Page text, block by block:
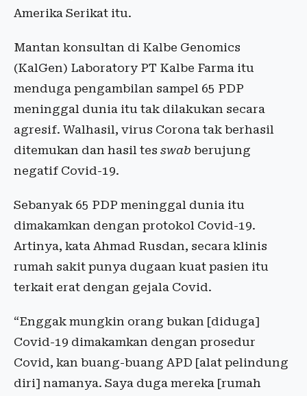
Amerika Serikat itu.
Mantan konsultan di Kalbe Genomics
(KalGen) Laboratory PT Kalbe Farma itu
menduga pengambilan sampel 65 PDP
meninggal dunia itu tak dilakukan secara
agresif. Walhasil, virus Corona tak berhasil
ditemukan dan hasil tes swab berujung
negatif Covid-19.
Sebanyak 65 PDP meninggal dunia itu
dimakamkan dengan protokol Covid-19.
Artinya, kata Ahmad Rusdan, secara klinis
rumah sakit punya dugaan kuat pasien itu
terkait erat dengan gejala Covid.
“Enggak mungkin orang bukan [diduga]
Covid-19 dimakamkan dengan prosedur
Covid, kan buang-buang APD [alat pelindung
diri] namanya. Saya duga mereka [rumah